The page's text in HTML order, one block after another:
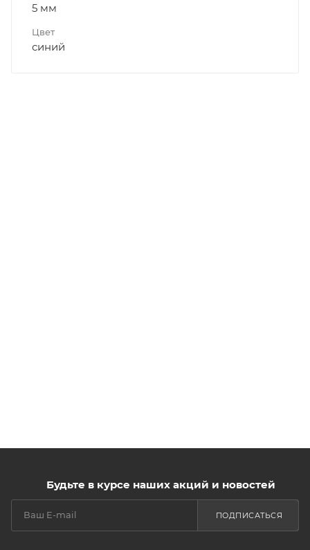
5 мм
Цвет
синий
Будьте в курсе наших акций и новостей
ПОДПИСАТЬСЯ